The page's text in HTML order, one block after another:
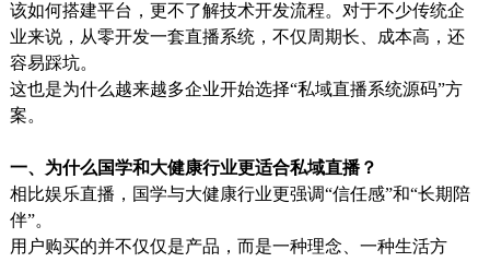
该如何搭建平台，更不了解技术开发流程。对于不少传统企
业来说，从零开发一套直播系统，不仅周期长、成本高，还
容易踩坑。
这也是为什么越来越多企业开始选择“私域直播系统源码”方
案。
一、为什么国学和大健康行业更适合私域直播？
相比娱乐直播，国学与大健康行业更强调“信任感”和“长期陪
伴”。
用户购买的并不仅仅是产品，而是一种理念、一种生活方